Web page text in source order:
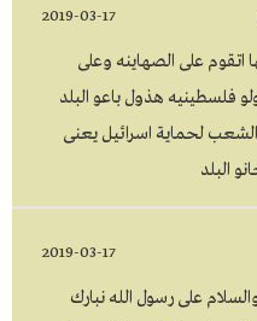
2019-03-17
اتقوم على الصهاينه وعلى
فلسطينيه هذول باعو البلد
لحماية اسرائيل يعنى
البلد
2019-03-17
على رسول الله نبارك